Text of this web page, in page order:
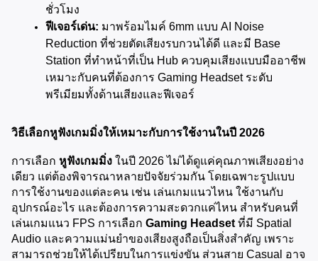
ชั่วโมง
ฟีเจอร์เด่น: มาพร้อมไมค์ 6mm แบบ AI Noise
Reduction ที่ช่วยตัดเสียงรบกวนได้ดี และมี Base
Station ที่ทำหน้าที่เป็น Hub ควบคุมเสียงแบบมืออาชีพ
เหมาะกับคนที่ต้องการ Gaming Headset ระดับ
พรีเมียมทั้งด้านเสียงและฟีเจอร์
วิธีเลือกหูฟังเกมมิ่งให้เหมาะกับการใช้งานในปี 2026
การเลือก หูฟังเกมมิ่ง ในปี 2026 ไม่ได้ดูแค่คุณภาพเสียงอย่าง
เดียว แต่ต้องพิจารณาหลายปัจจัยร่วมกัน โดยเฉพาะรูปแบบ
การใช้งานของแต่ละคน เช่น เล่นเกมแนวไหน ใช้งานกับ
อุปกรณ์อะไร และต้องการความสะดวกแค่ไหน สำหรับคนที่
เล่นเกมแนว FPS การเลือก Gaming Headset ที่มี Spatial
Audio และความแม่นยำของเสียงสูงถือเป็นสิ่งสำคัญ เพราะ
สามารถช่วยให้ได้เปรียบในการแข่งขัน ส่วนสาย Casual อาจ